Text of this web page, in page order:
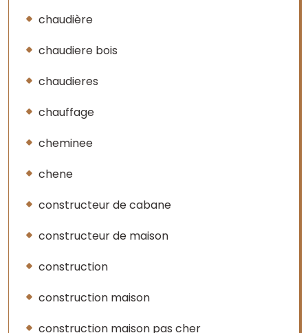
chaudière
chaudiere bois
chaudieres
chauffage
cheminee
chene
constructeur de cabane
constructeur de maison
construction
construction maison
construction maison pas cher